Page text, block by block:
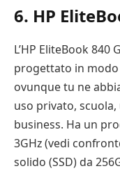
6. HP
L’HP EliteBook
progettato in
ovunque tu ne
uso privato,
business. Ha un
3GHz (vedi
solido (SSD) da